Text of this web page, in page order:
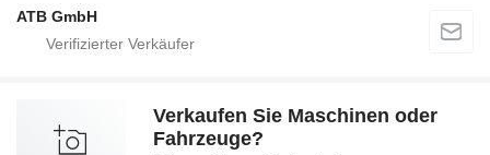
ATB GmbH
Verkaufen Sie Maschinen oder
Fahrzeuge?